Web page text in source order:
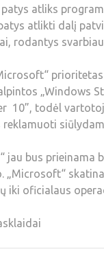
atliks
atlikti dalį
rodantys
„Windows
10”, todėl
jau bus prieinama
„Microsoft“
iki oficialaus